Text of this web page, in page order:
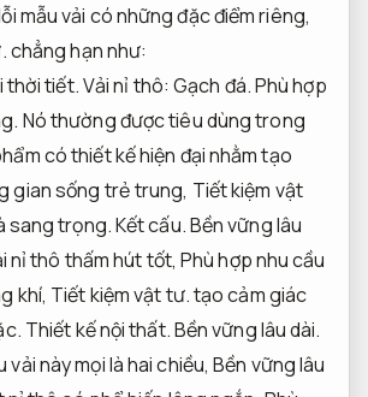
mẫu vải có những đặc điểm riêng,
chẳng hạn như:
thời tiết.Vải nỉ thô:Gạch đá.Phù hợp
Nó thường được tiêu dùng trong
có thiết kế hiện đại nhằm tạo
gian sống trẻ trung, Tiết kiệm vật
sang trọng.Kết cấu.Bền vững lâu
nỉ thô thấm hút tốt,Phù hợp nhu cầu
khí, Tiết kiệm vật tư.tạo cảm giác
Thiết kế nội thất.Bền vững lâu dài.
vải này mọi là hai chiều,Bền vững lâu